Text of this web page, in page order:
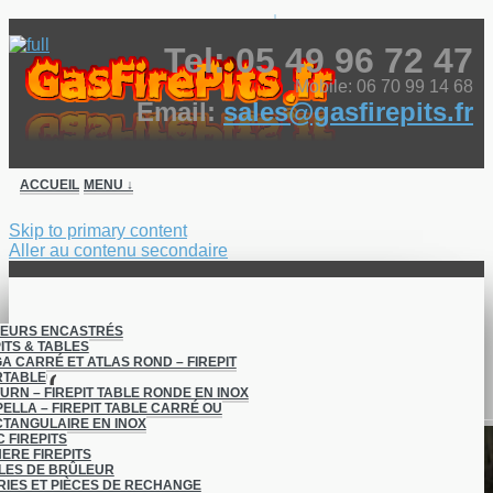
↓
Tel: 05 49 96 72 47
Mobile: 06 70 99 14 68
Email:sales@gasfirepits.fr
ACCUEIL MENU ↓
Skip to primary content
Aller au contenu secondaire
ENCASTRÉS
& TABLES
CARRÉ ET ATLAS ROND – FIREPIT
– FIREPIT TABLE RONDE EN INOX
– FIREPIT TABLE CARRÉ OU
EN INOX
FIREPITS
FIREPITS
DE BRÛLEUR
ET PIÈCES DE RECHANGE
Projets